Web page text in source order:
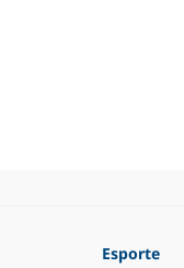
Esporte